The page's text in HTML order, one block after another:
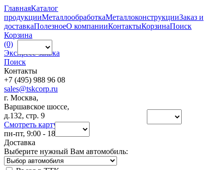
ГлавнаяКаталог
продукцииМеталлообработкаМеталлоконструкцииЗаказ и
доставкаПолезноеО компанииКонтактыКорзинаПоиск
Корзина
(0)
Экспресс-заявка
Поиск
Контакты
+7 (495) 988 96 08
sales@tskcorp.ru
г. Москва,
Варшавское шоссе,
д.132, стр. 9
Смотреть карту
пн-пт, 9:00 - 18:00
Доставка
Выберите нужный Вам автомобиль: